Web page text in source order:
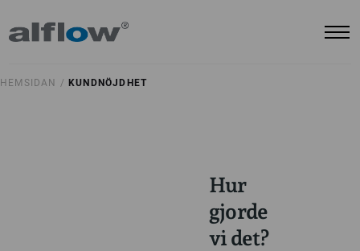
HEMSIDAN / KUNDNÖJDHET
Hur
gjorde
vi det?